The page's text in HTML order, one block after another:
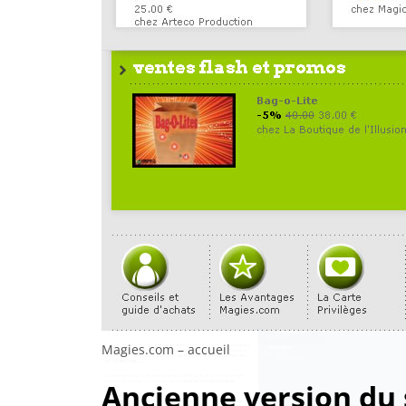
Magies.com – accueil
Ancienne version du